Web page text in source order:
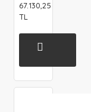
67.130,25
TL